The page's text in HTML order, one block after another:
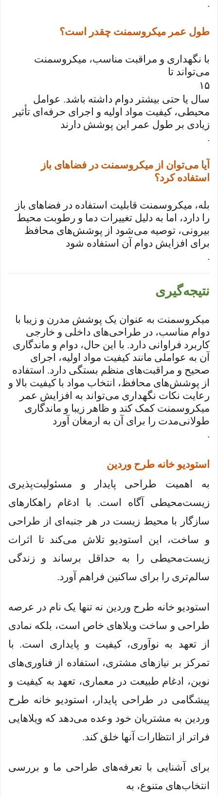
.
طول عمر میکروسمنت چقدر است؟
با نگهداری و مراقبت مناسب، میکروسمنت
می‌تواند تا
۱۵
سال یا حتی بیشتر دوام داشته باشد. عوامل
محیطی، کیفیت مواد اولیه و اجرای حرفه‌ای تأثیر
زیادی بر طول عمر این پوشش دارند
.
آیا می‌توان از میکروسمنت در فضاهای باز
استفاده کرد؟
بله، میکروسمنت قابلیت استفاده در فضاهای باز
را دارد، اما به دلیل تغییرات دما و رطوبت محیط
بیرونی، توصیه می‌شود از پوشش‌های محافظ
برای افزایش دوام آن استفاده شود
.
نتیجه‌گیری
میکروسمنت به عنوان یک پوشش مدرن و زیبا با
دوام مناسب، در طراحی‌های داخلی و خارجی
کاربرد فراوانی دارد. با این حال، دوام و ماندگاری
آن به عواملی مانند کیفیت مواد اولیه، اجرای
صحیح و مراقبت‌های منظم بستگی دارد. استفاده
از پوشش‌های محافظ، انتخاب مواد با کیفیت بالا و
رعایت نکات نگهداری می‌تواند به افزایش عمر
میکروسمنت کمک کند و ظاهر زیبا و ماندگاری
طولانی‌مدت را برای آن به ارمغان آورد
.
استودیو خانه طرح وردین
به اهمیت طراحی پایدار و مسئولیت‌پذیری
زیست‌محیطی آگاه است. با ادغام راهکارهای
سازگار با محیط زیست در هر جنبه‌ای از طراحی
و ساخت، این استودیو تلاش می‌کند تا اثرات
زیست‌محیطی را به حداقل برساند و زندگی
سالم‌تری را برای ساکنین فراهم آورد.
استودیو خانه طرح وردین نه تنها یک نام در عرصه
طراحی و ساخت ویلاهای خاص است، بلکه نمادی
از تعهد به نوآوری، کیفیت و پایداری است. با
تمرکز بر نیازهای مشتری، استفاده از فناوری‌های
نوین، ادغام طبیعت در معماری، تعهد به کیفیت و
پیشگامی در طراحی پایدار، استودیو خانه طرح
وردین به مشتریان خود وعده می‌دهد که ویلاهایی
فراتر از انتظارات آنها خلق کند.
برای آشنایی با تعرفه‌های طراحی ما و بررسی
انتخاب‌های متنوع، به